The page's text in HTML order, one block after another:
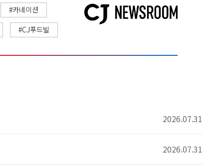
#카네이션
#CJ푸드빌
2026.07.31
2026.07.31